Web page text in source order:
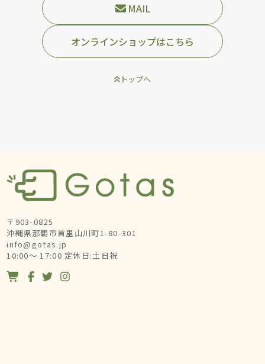
MAIL
オンラインショップはこちら
トップへ
〒903-0825
沖縄県那覇市首里山川町1-80-301
info@gotas.jp
10:00～ 17:00 定休日:土日祝
   